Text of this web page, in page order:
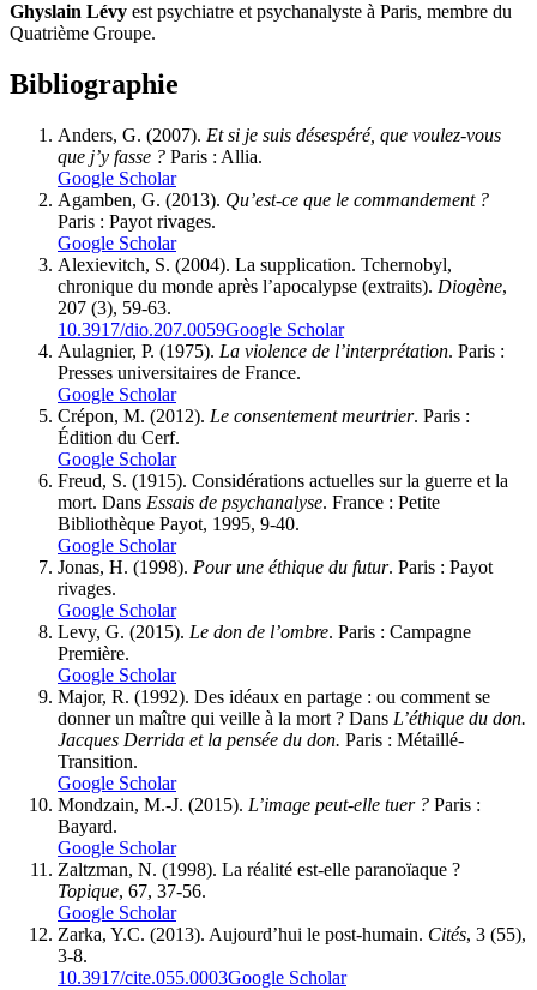
Ghyslain Lévy est psychiatre et psychanalyste à Paris, membre du
Quatrième Groupe.
Bibliographie
Anders, G. (2007). Et si je suis désespéré, que voulez-vous
que j’y fasse ? Paris : Allia.
Google Scholar
Agamben, G. (2013). Qu’est-ce que le commandement ?
Paris : Payot rivages.
Google Scholar
Alexievitch, S. (2004). La supplication. Tchernobyl,
chronique du monde après l’apocalypse (extraits). Diogène,
207 (3), 59-63.
10.3917/dio.207.0059Google Scholar
Aulagnier, P. (1975). La violence de l’interprétation. Paris :
Presses universitaires de France.
Google Scholar
Crépon, M. (2012). Le consentement meurtrier. Paris :
Édition du Cerf.
Google Scholar
Freud, S. (1915). Considérations actuelles sur la guerre et la
mort. Dans Essais de psychanalyse. France : Petite
Bibliothèque Payot, 1995, 9-40.
Google Scholar
Jonas, H. (1998). Pour une éthique du futur. Paris : Payot
rivages.
Google Scholar
Levy, G. (2015). Le don de l’ombre. Paris : Campagne
Première.
Google Scholar
Major, R. (1992). Des idéaux en partage : ou comment se
donner un maître qui veille à la mort ? Dans L’éthique du don.
Jacques Derrida et la pensée du don. Paris : Métaillé-
Transition.
Google Scholar
Mondzain, M.-J. (2015). L’image peut-elle tuer ? Paris :
Bayard.
Google Scholar
Zaltzman, N. (1998). La réalité est-elle paranoïaque ?
Topique, 67, 37-56.
Google Scholar
Zarka, Y.C. (2013). Aujourd’hui le post-humain. Cités, 3 (55),
3-8.
10.3917/cite.055.0003Google Scholar